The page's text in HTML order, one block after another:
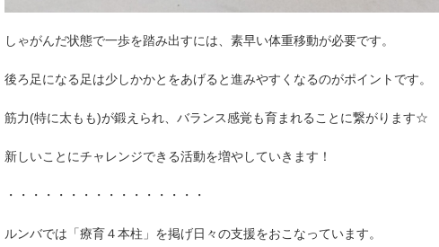
しゃがんだ状態で一歩を踏み出すには、素早い体重移動が必要です。
後ろ足になる足は少しかかとをあげると進みやすくなるのがポイントです。
筋力(特に太もも)が鍛えられ、バランス感覚も育まれることに繋がります☆
新しいことにチャレンジできる活動を増やしていきます！
・・・・・・・・・・・・・・・・
ルンバでは「療育４本柱」を掲げ日々の支援をおこなっています。